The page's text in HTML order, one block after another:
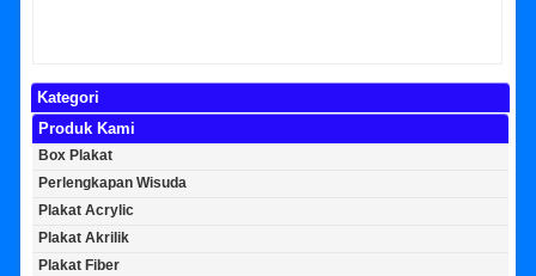
Kategori
Produk Kami
Box Plakat
Perlengkapan Wisuda
Plakat Acrylic
Plakat Akrilik
Plakat Fiber